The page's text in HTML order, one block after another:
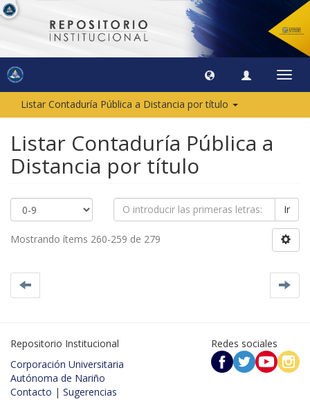
Listar Contaduría Pública a Distancia por título
Listar Contaduría Pública a
Distancia por título
Ir
Mostrando ítems 260-259 de 279
Repositorio Institucional
Corporación Universitaria
Autónoma de Nariño
Contacto | Sugerencias
Redes sociales